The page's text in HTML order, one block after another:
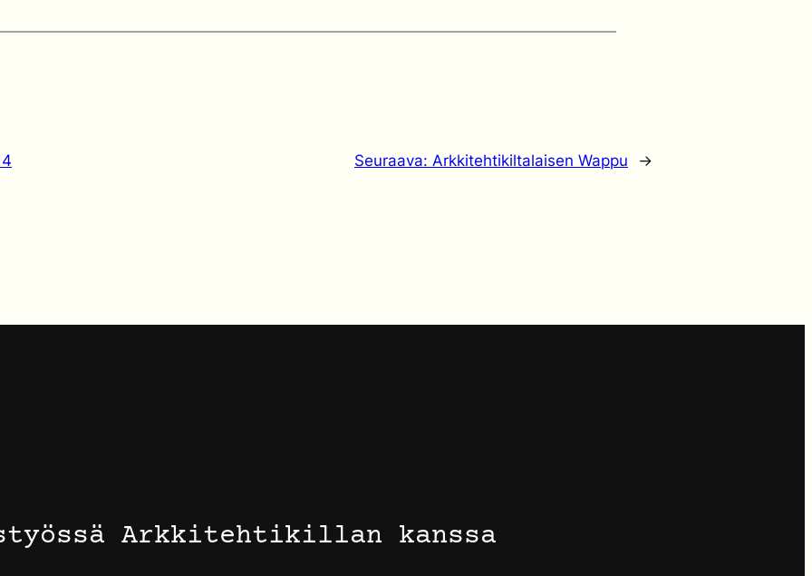
Seuraava: Arkkitehtikiltalaisen Wappu →
Arkkitehtikillan kanssa